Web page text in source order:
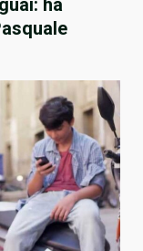
ha